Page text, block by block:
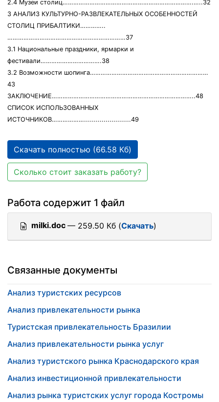
2.4 Музеи столиц……………………………………………………………….…..32
3 АНАЛИЗ КУЛЬТУРНО-РАЗВЛЕКАТЕЛЬНЫХ ОСОБЕННОСТЕЙ
СТОЛИЦ ПРИБАЛТИКИ…………..
…………………………………………………………37
3.1 Национальные праздники, ярмарки и
фестивали…………………………….38
3.2 Возможности шопинга…………………………………………………………
43
ЗАКЛЮЧЕНИЕ……………………………………………………………………..48
СПИСОК ИСПОЛЬЗОВАННЫХ
ИСТОЧНИКОВ………………........................49
Скачать полностью (66.58 Кб)
Сколько стоит заказать работу?
Работа содержит 1 файл
milki.doc — 259.50 Кб (Скачать)
Связанные документы
Анализ туристских ресурсов
Анализ привлекательности рынка
Туристская привлекательность Бразилии
Анализ привлекательности рынка услуг
Анализ туристского рынка Краснодарского края
Анализ инвестиционной привлекательности
Анализ рынка туристских услуг города Костромы